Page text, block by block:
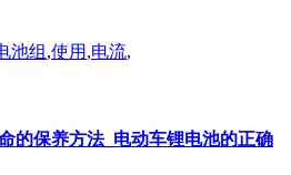
池组 ,使用 ,电流,
的保养方法_电动车锂电池的正确